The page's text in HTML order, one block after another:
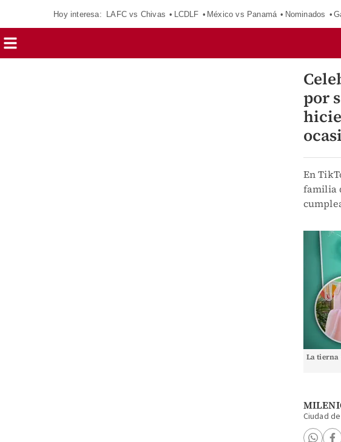
Hoy interesa: LAFC vs Chivas LCDLF México vs Panamá Nominados
por
En
familia
La tierna
Ciudad